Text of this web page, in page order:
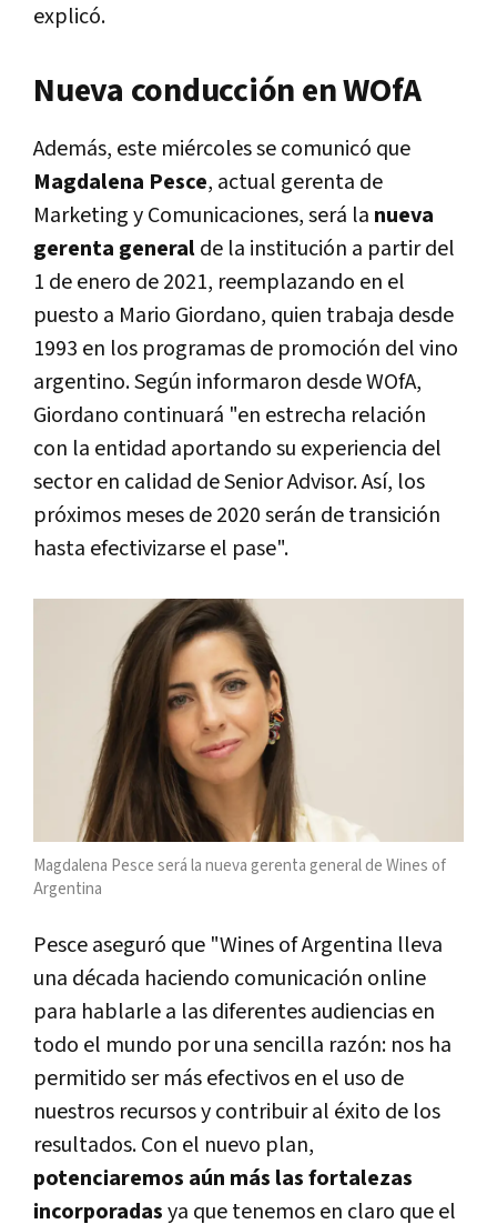
explicó.
Nueva conducción en WOfA
Además, este miércoles se comunicó que
Magdalena Pesce, actual gerenta de
Marketing y Comunicaciones, será la nueva
gerenta generalde la institución a partir del
1 de enero de 2021, reemplazando en el
puesto a Mario Giordano, quien trabaja desde
1993 en los programas de promoción del vino
argentino. Según informaron desde WOfA,
Giordano continuará "en estrecha relación
con la entidad aportando su experiencia del
sector en calidad de Senior Advisor. Así, los
próximos meses de 2020 serán de transición
hasta efectivizarse el pase".
Magdalena Pesce será la nueva gerenta general de Wines of
Argentina
Pesce aseguró que "Wines of Argentina lleva
una década haciendo comunicación online
para hablarle a las diferentes audiencias en
todo el mundo por una sencilla razón: nos ha
permitido ser más efectivos en el uso de
nuestros recursos y contribuir al éxito de los
resultados. Con el nuevo plan,
potenciaremos aún más las fortalezas
incorporadasya que tenemos en claro que el